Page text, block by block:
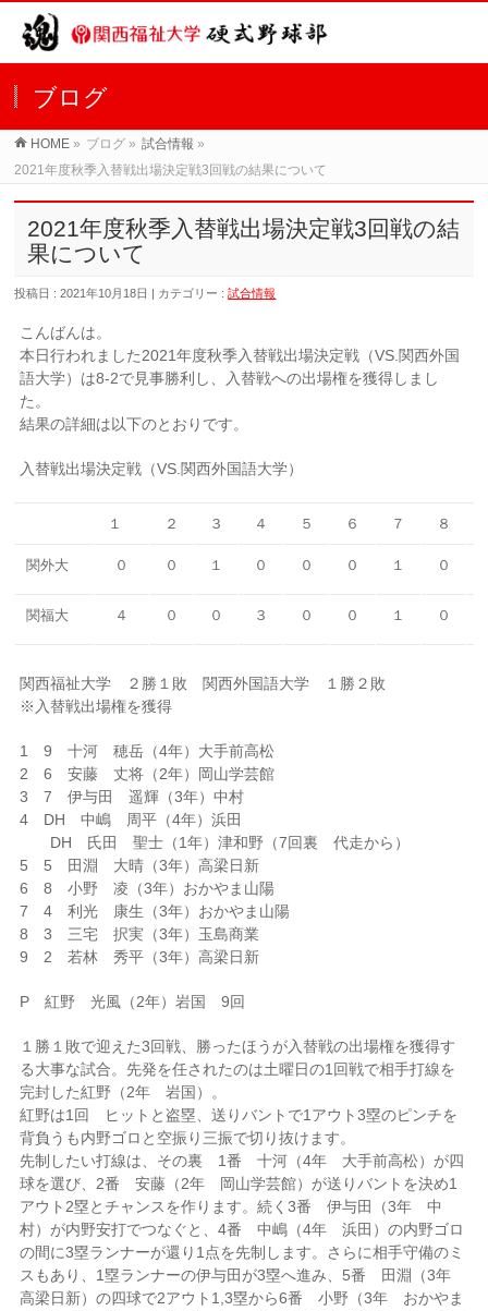
ブログ
HOME » ブログ » 試合情報 »
2021年度秋季入替戦出場決定戦3回戦の結果について
2021年度秋季入替戦出場決定戦3回戦の結
果について
投稿日 : 2021年10月18日 | カテゴリー :試合情報
こんばんは。
本日行われました2021年度秋季入替戦出場決定戦（VS.関西外国
語大学）は8-2で見事勝利し、入替戦への出場権を獲得しまし
た。
結果の詳細は以下のとおりです。
入替戦出場決定戦（VS.関西外国語大学）
１ ２ ３ ４ ５ ６ ７ ８
関外大 ０ ０ １ ０ ０ ０ １ ０
関福大 ４ ０ ０ ３ ０ ０ １ ０
関西福祉大学 ２勝１敗 関西外国語大学 １勝２敗
※入替戦出場権を獲得
1 9 十河 穂岳（4年）大手前高松
2 6 安藤 丈将（2年）岡山学芸館
3 7 伊与田 遥輝（3年）中村
4 DH 中嶋 周平（4年）浜田
DH 氏田 聖士（1年）津和野（7回裏 代走から）
5 5 田淵 大晴（3年）高梁日新
6 8 小野 凌（3年）おかやま山陽
7 4 利光 康生（3年）おかやま山陽
8 3 三宅 択実（3年）玉島商業
9 2 若林 秀平（3年）高梁日新
P 紅野 光風（2年）岩国 9回
１勝１敗で迎えた3回戦、勝ったほうが入替戦の出場権を獲得す
る大事な試合。先発を任されたのは土曜日の1回戦で相手打線を
完封した紅野（2年 岩国）。
紅野は1回 ヒットと盗塁、送りバントで1アウト3塁のピンチを
背負うも内野ゴロと空振り三振で切り抜けます。
先制したい打線は、その裏 1番 十河（4年 大手前高松）が四
球を選び、2番 安藤（2年 岡山学芸館）が送りバントを決め1
アウト2塁とチャンスを作ります。続く3番 伊与田（3年 中
村）が内野安打でつなぐと、4番 中嶋（4年 浜田）の内野ゴロ
の間に3塁ランナーが還り1点を先制します。さらに相手守備のミ
スもあり、1塁ランナーの伊与田が3塁へ進み、5番 田淵（3年
高梁日新）の四球で2アウト1,3塁から6番 小野（3年 おかやま